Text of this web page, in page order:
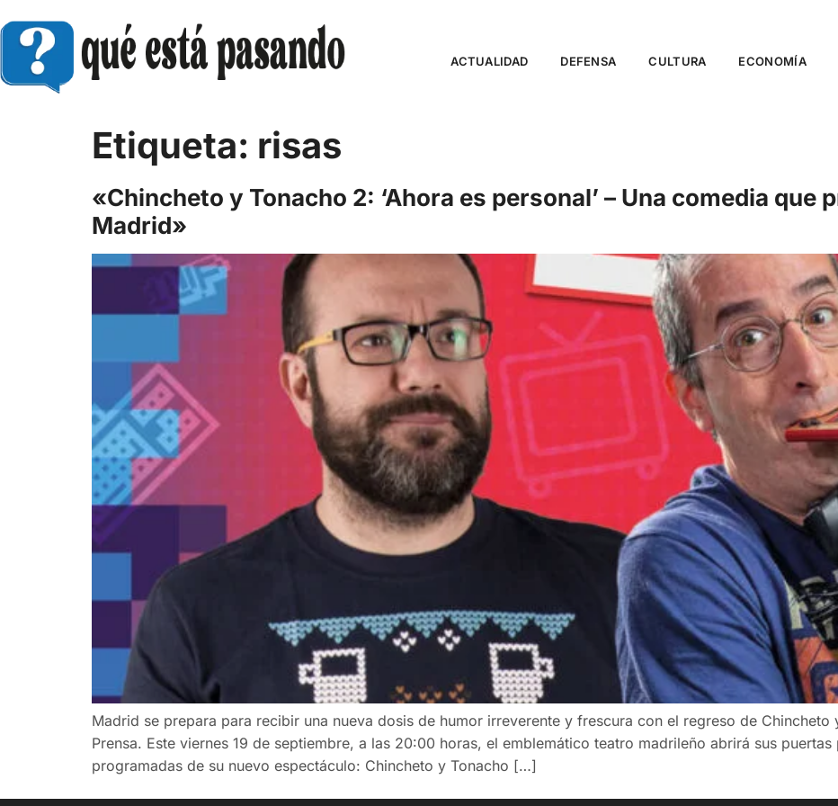
ACTUALIDAD DEFENSA CULTURA ECONOMÍA
Etiqueta: risas
«Chincheto y Tonacho 2: ‘Ahora es personal’ – Una comedia que
Madrid»
Madrid se prepara para recibir una nueva dosis de humor irreverente y frescura con el regreso de Chincheto
Prensa. Este viernes 19 de septiembre, a las 20:00 horas, el emblemático teatro madrileño abrirá sus
programadas de su nuevo espectáculo: Chincheto y Tonacho […]